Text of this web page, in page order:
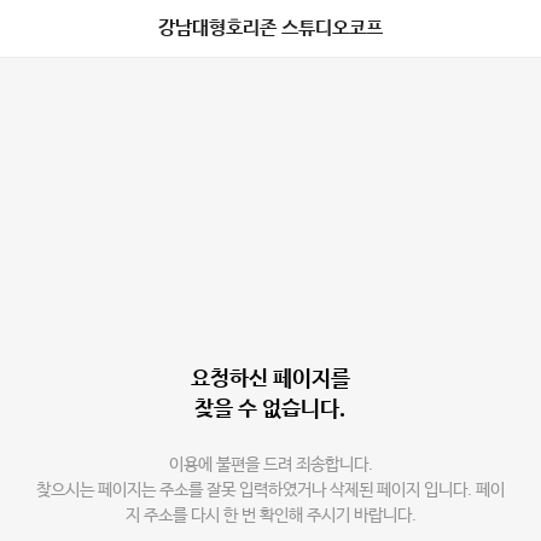
강남대형호리존 스튜디오코프
요청하신 페이지를
찾을 수 없습니다.
이용에 불편을 드려 죄송합니다.
찾으시는 페이지는 주소를 잘못 입력하였거나 삭제된 페이지 입니다. 페이
지 주소를 다시 한 번 확인해 주시기 바랍니다.